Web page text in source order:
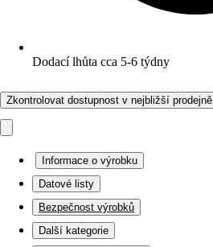
Dodací lhůta cca 5-6 týdny
Zkontrolovat dostupnost v nejbližší prodejně
Informace o výrobku
Datové listy
Bezpečnost výrobků
Další kategorie